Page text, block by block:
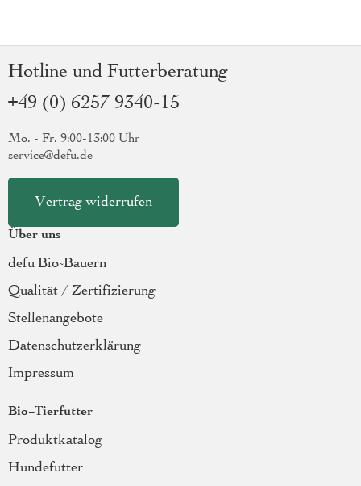
Hotline und Futterberatung
+49 (0) 6257 9340-15
Mo. - Fr. 9:00-13:00 Uhr
service@defu.de
Vertrag widerrufen
Über uns
defu Bio-Bauern
Qualität / Zertifizierung
Stellenangebote
Datenschutzerklärung
Impressum
Bio-Tierfutter
Produktkatalog
Hundefutter